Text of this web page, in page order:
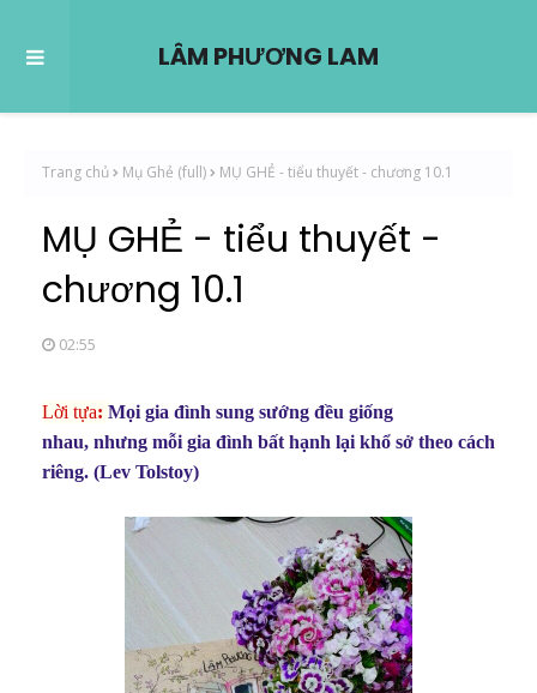
LÂM PHƯƠNG LAM
Trang chủ Mụ Ghẻ (full) MỤ GHẺ - tiểu thuyết - chương 10.1
MỤ GHẺ - tiểu thuyết -
chương 10.1
02:55
Lời tựa: Mọi gia đình sung sướng đều giống
nhau, nhưng mỗi gia đình bất hạnh lại khổ sở theo cách
riêng. (Lev Tolstoy)